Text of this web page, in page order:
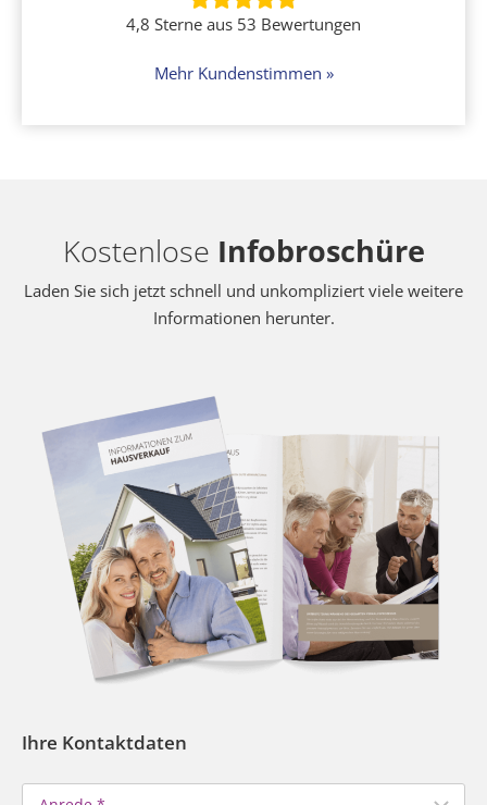
4,8 Sterne aus 53 Bewertungen
Mehr Kundenstimmen »
Kostenlose Infobroschüre
Laden Sie sich jetzt schnell und unkompliziert viele weitere
Informationen herunter.
Ihre Kontaktdaten